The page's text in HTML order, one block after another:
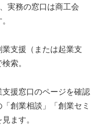
実務の窓口は商工会
支援（または起業支
索。
援窓口のページを確認
創業相談」「創業セミ
ます。